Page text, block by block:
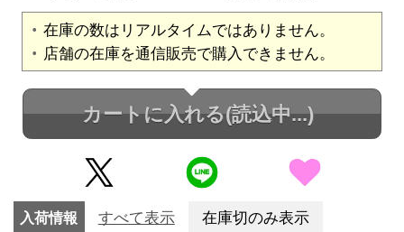
在庫の数はリアルタイムではありません。
店舗の在庫を通信販売で購入できません。
カートに入れる(読込中...)
入荷情報 すべて表示 在庫切のみ表示